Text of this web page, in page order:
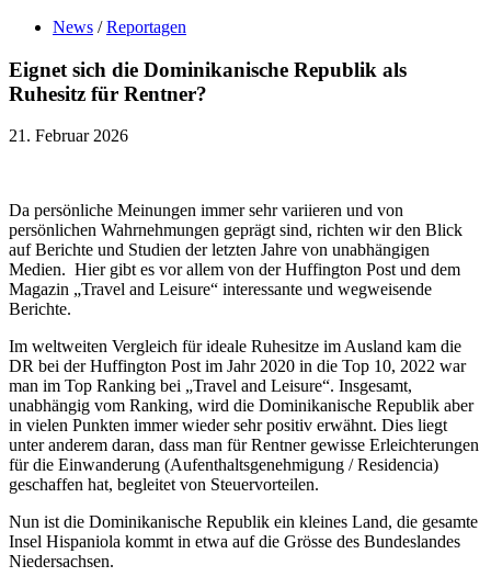
News / Reportagen
Eignet sich die Dominikanische Republik als
Ruhesitz für Rentner?
21. Februar 2026
Da persönliche Meinungen immer sehr variieren und von
persönlichen Wahrnehmungen geprägt sind, richten wir den Blick
auf Berichte und Studien der letzten Jahre von unabhängigen
Medien. Hier gibt es vor allem von der Huffington Post und dem
Magazin „Travel and Leisure“ interessante und wegweisende
Berichte.
Im weltweiten Vergleich für ideale Ruhesitze im Ausland kam die
DR bei der Huffington Post im Jahr 2020 in die Top 10, 2022 war
man im Top Ranking bei „Travel and Leisure“. Insgesamt,
unabhängig vom Ranking, wird die Dominikanische Republik aber
in vielen Punkten immer wieder sehr positiv erwähnt. Dies liegt
unter anderem daran, dass man für Rentner gewisse Erleichterungen
für die Einwanderung (Aufenthaltsgenehmigung / Residencia)
geschaffen hat, begleitet von Steuervorteilen.
Nun ist die Dominikanische Republik ein kleines Land, die gesamte
Insel Hispaniola kommt in etwa auf die Grösse des Bundeslandes
Niedersachsen.